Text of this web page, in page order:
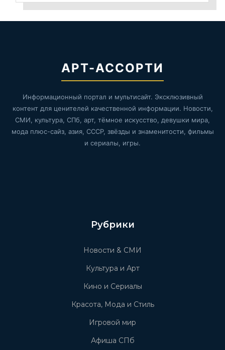
АРТ-АССОРТИ
Информационный портал и мультисайт. Эксклюзивный
контент для ценителей качественной информации. Новости,
СМИ, культура, СПб, арт, тёмное искусство, девушки мира,
мода плюс-сайз, азия, СССР, звёзды и знаменитости, фильмы
и сериалы, игры.
Рубрики
Новости & СМИ
Культура и Арт
Кино и Сериалы
Красота, Мода и Стиль
Игровой мир
Афиша СПб